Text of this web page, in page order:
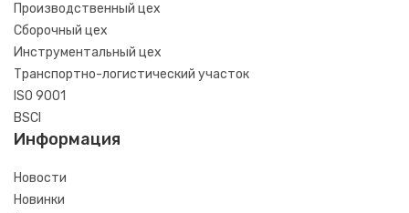
Производственный цех
Сборочный цех
Инструментальный цех
Транспортно-логистический участок
ISO 9001
BSCI
Информация
Новости
Новинки